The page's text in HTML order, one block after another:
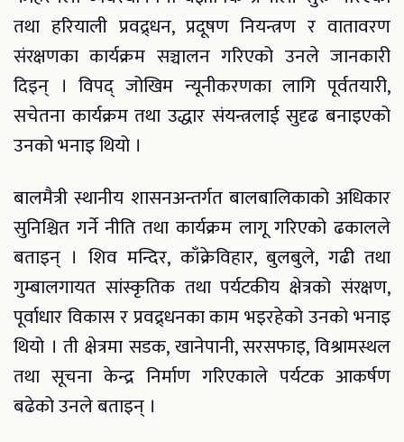
तथा हरियाली प्रवद्र्धन, प्रदूषण नियन्त्रण र वातावरण
संरक्षणका कार्यक्रम सञ्चालन गरिएको उनले जानकारी
दिइन् । विपद् जोखिम न्यूनीकरणका लागि पूर्वतयारी,
सचेतना कार्यक्रम तथा उद्धार संयन्त्रलाई सुदृढ बनाइएको
उनको भनाइ थियो ।
बालमैत्री स्थानीय शासनअन्तर्गत बालबालिकाको अधिकार
सुनिश्चित गर्ने नीति तथा कार्यक्रम लागू गरिएको ढकालले
बताइन् । शिव मन्दिर, काँक्रेविहार, बुलबुले, गढी तथा
गुम्बालगायत सांस्कृतिक तथा पर्यटकीय क्षेत्रको संरक्षण,
पूर्वाधार विकास र प्रवद्र्धनका काम भइरहेको उनको भनाइ
थियो । ती क्षेत्रमा सडक, खानेपानी, सरसफाइ, विश्रामस्थल
तथा सूचना केन्द्र निर्माण गरिएकाले पर्यटक आकर्षण
बढेको उनले बताइन् ।